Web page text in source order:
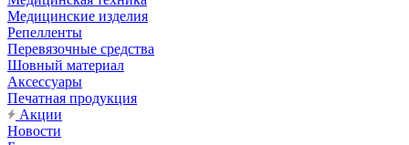
Медицинские изделия
Репелленты
Перевязочные средства
Шовный материал
Аксессуары
Печатная продукция
Акции
Новости